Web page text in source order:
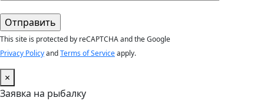
This site is protected by reCAPTCHA and the Google
Privacy PolicyandTerms of Serviceapply.
×
Заявка на рыбалку